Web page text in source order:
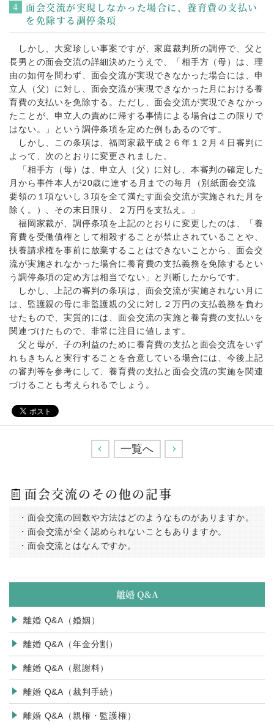
面会交流が実現しなかった場合に、養育費の支払い
を免除する調停条項
しかし、大変珍しい事案ですが、家庭裁判所の調停で、父と
長男との面会交流の詳細決めたうえで、「相手方（母）は、理
由の如何を問わず、面会交流が実現できなかった場合には、申
立人（父）に対し、面会交流が実現できなかった月における養
育費の支払いを免除する。ただし、面会交流が実現できなかっ
たことが、申立人の責めに帰する事情による場合はこの限りで
はない。」という調停条項を定めた例もあるのです。
しかし、この条項は、福岡家裁平成２６年１２月４日審判に
よって、次のとおりに変更されました。
「相手方（母）は、申立人（父）に対し、本審判の確定した
月から事件本人が20歳に達する月までの毎月（別紙面会交流
要領の１項ないし３項を全て満たす面会交流が実施された月を
除く。）、その末日限り、２万円を支払え。」
福岡家裁が、調停条項を上記のとおりに変更したのは、「養
育費を受働債権として相殺することが禁止されていることや、
扶養請求権を事前に放棄することはできないことから、面会交
流が実施されなかった場合に養育費の支払義務を免除するとい
う調停条項の定め方は相当でない」と判断したからです。
しかし、上記の審判の条項は、面会交流が実施されない月に
は、監護親の母に非監護親の父に対し２万円の支払義務を負わ
せたもので、実質的には、面会交流の実施と養育費の支払いを
関連づけたもので、非常に注目に値します。
父と母が、子の利益のために養育費の支払と面会交流をいず
れもきちんと実行することを合意している場合には、今後上記
の審判等を参考にして、養育費の支払と面会交流の実施を関連
づけることも考えられるでしょう。
<一覧へ
面会交流のその他の記事
・面会交流の回数や方法はどのようなものがありますか。
・面会交流が全く認められないこともありますか。
・面会交流とはなんですか。
離婚 Q&A
離婚 Q&A（婚姻）
離婚 Q&A（年金分割）
離婚 Q&A（慰謝料）
離婚 Q&A（裁判手続）
離婚 Q&A（親権・監護権）